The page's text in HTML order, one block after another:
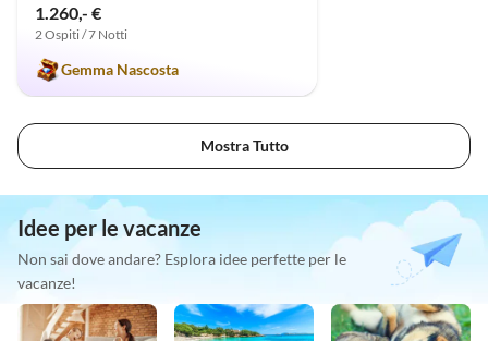
1.260,- €
2 Ospiti / 7 Notti
Gemma Nascosta
Mostra Tutto
Idee per le vacanze
Non sai dove andare? Esplora idee perfette per le
vacanze!